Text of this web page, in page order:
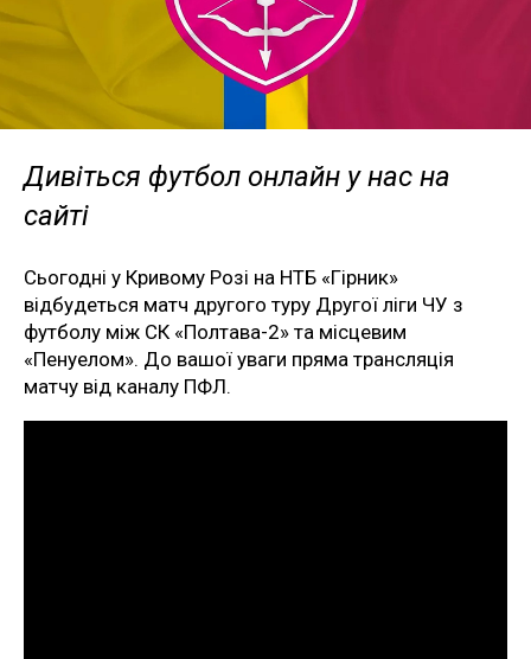
Дивіться футбол онлайн у нас на
сайті
Сьогодні у Кривому Розі на НТБ «Гірник»
відбудеться матч другого туру Другої ліги ЧУ з
футболу між СК «Полтава-2» та місцевим
«Пенуелом». До вашої уваги пряма трансляція
матчу від каналу ПФЛ.